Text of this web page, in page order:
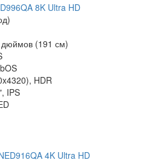
8K Ultra HD
(191 см)
HDR
IPS